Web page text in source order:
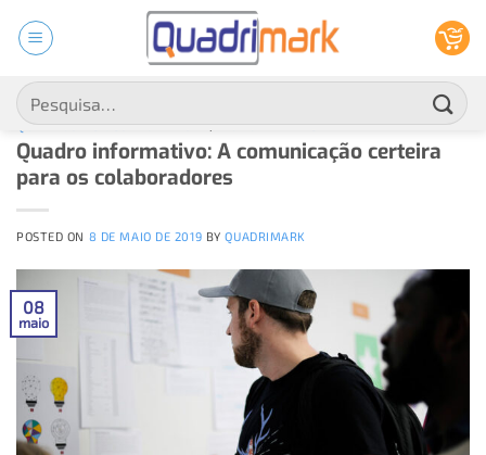
Pesquisar
por:
ARQUIVOS DE TAG:QUADRO INFORMATIVO
QUADROS DE GESTÃO À VISTA,PRODUTIVIDADE
Quadro informativo: A comunicação certeira
para os colaboradores
POSTED ON 8 DE MAIO DE 2019 BYQUADRIMARK
08
maio